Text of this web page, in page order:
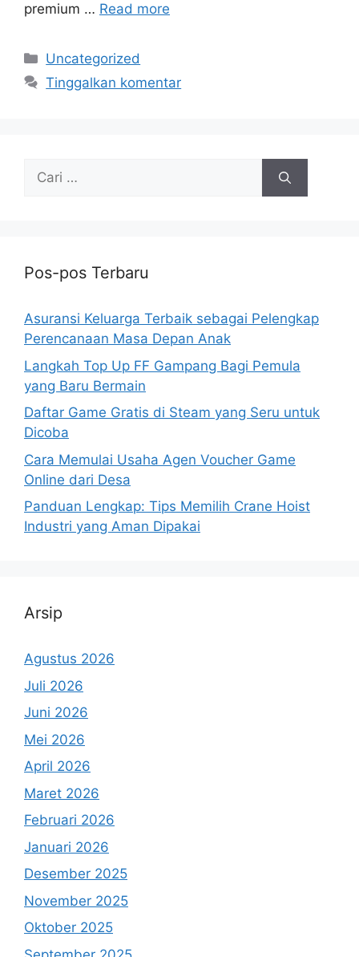
premium … Read more
Kategori
Uncategorized
Tinggalkan komentar
Cari
Pos-pos Terbaru
Asuransi Keluarga Terbaik sebagai Pelengkap
Perencanaan Masa Depan Anak
Langkah Top Up FF Gampang Bagi Pemula
yang Baru Bermain
Daftar Game Gratis di Steam yang Seru untuk
Dicoba
Cara Memulai Usaha Agen Voucher Game
Online dari Desa
Panduan Lengkap: Tips Memilih Crane Hoist
Industri yang Aman Dipakai
Arsip
Agustus 2026
Juli 2026
Juni 2026
Mei 2026
April 2026
Maret 2026
Februari 2026
Januari 2026
Desember 2025
November 2025
Oktober 2025